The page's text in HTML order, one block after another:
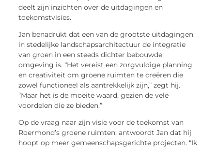
deelt zijn inzichten over de uitdagingen en
toekomstvisies.
Jan benadrukt dat een van de grootste uitdagingen
in stedelijke landschapsarchitectuur de integratie
van groen in een steeds dichter bebouwde
omgeving is. “Het vereist een zorgvuldige planning
en creativiteit om groene ruimten te creëren die
zowel functioneel als aantrekkelijk zijn,” zegt hij.
“Maar het is de moeite waard, gezien de vele
voordelen die ze bieden.”
Op de vraag naar zijn visie voor de toekomst van
Roermond’s groene ruimten, antwoordt Jan dat hij
hoopt op meer gemeenschapsgerichte projecten. “Ik